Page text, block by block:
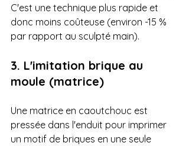
C'est une technique plus rapide et
donc moins coûteuse (environ -15 %
par rapport au sculpté main).
3. L'imitation brique au
moule (matrice)
Une matrice en caoutchouc est
pressée dans l'enduit pour imprimer
un motif de briques en une seule